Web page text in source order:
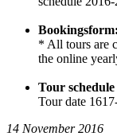
Bookingsform:
* All tours are
the online
Tour schedule
Tour date
14 November 2016